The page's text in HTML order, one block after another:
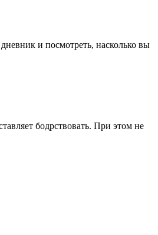
и посмотреть, насколько вы
бодрствовать. При этом не